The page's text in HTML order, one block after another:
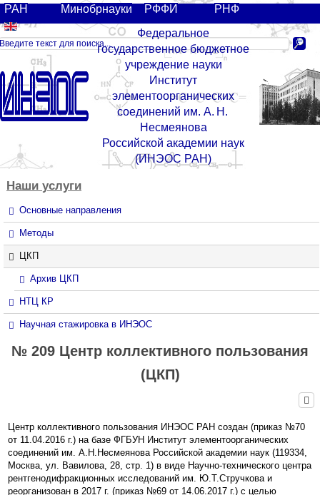
РАН Минобрнауки РФФИ
РНФ
Федеральное
государственное бюджетное
учреждение науки
Институт
элементоорганических
соединений им. А. Н.
Несмеянова
Российской академии наук
(ИНЭОС РАН)
Наши услуги
Основные направления
Методы
ЦКП
Архив ЦКП
НТЦ КР
Научная стажировка в ИНЭОС
№ 209 Центр коллективного пользования
(ЦКП)
Центр коллективного пользования ИНЭОС РАН создан (приказ №70
от 11.04.2016 г.) на базе ФГБУН Институт элементоорганических
соединений им. А.Н.Несмеянова Российской академии наук (119334,
Москва, ул. Вавилова, 28, стр. 1) в виде Научно-технического центра
рентгенодифракционных исследований им. Ю.Т.Стручкова и
реорганизован в 2017 г. (приказ №69 от 14.06.2017 г.) с целью